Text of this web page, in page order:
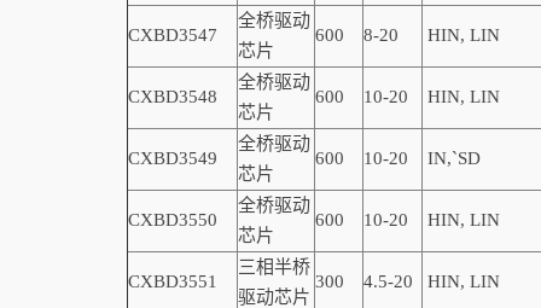
CXBD3547
全桥驱动
芯片
600 8-20 HIN, LIN
CXBD3548
全桥驱动
芯片
600 10-20 HIN, LIN
CXBD3549
全桥驱动
芯片
600 10-20 IN,`SD
CXBD3550
全桥驱动
芯片
600 10-20 HIN, LIN
CXBD3551
三相半桥
驱动芯片
300 4.5-20 HIN, LIN